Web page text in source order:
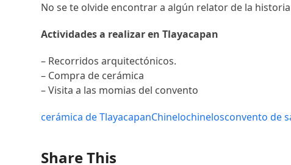
No se te olvide encontrar a algún relator de la
Actividades a realizar en Tlayacapan
– Recorridos arquitectónicos.
– Compra de cerámica
– Visita a las momias del convento
cerámica de TlayacapanChinelochinelosconvento de
Share This